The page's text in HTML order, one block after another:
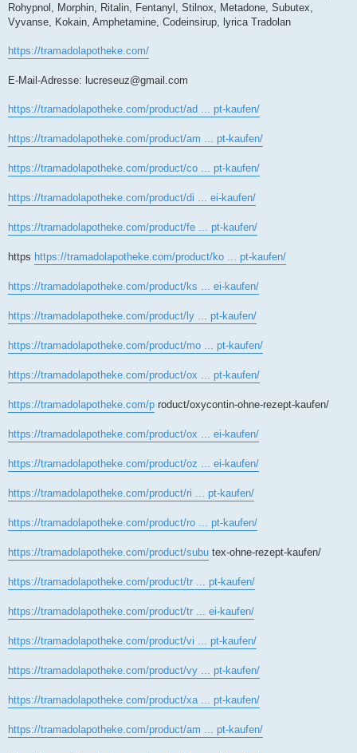
Rohypnol, Morphin, Ritalin, Fentanyl, Stilnox, Metadone, Subutex,
Vyvanse, Kokain, Amphetamine, Codeinsirup, lyrica Tradolan
https://tramadolapotheke.com/
E-Mail-Adresse: lucreseuz@gmail.com
https://tramadolapotheke.com/product/ad ... pt-kaufen/
https://tramadolapotheke.com/product/am ... pt-kaufen/
https://tramadolapotheke.com/product/co ... pt-kaufen/
https://tramadolapotheke.com/product/di ... ei-kaufen/
https://tramadolapotheke.com/product/fe ... pt-kaufen/
https https://tramadolapotheke.com/product/ko ... pt-kaufen/
https://tramadolapotheke.com/product/ks ... ei-kaufen/
https://tramadolapotheke.com/product/ly ... pt-kaufen/
https://tramadolapotheke.com/product/mo ... pt-kaufen/
https://tramadolapotheke.com/product/ox ... pt-kaufen/
https://tramadolapotheke.com/p roduct/oxycontin-ohne-rezept-kaufen/
https://tramadolapotheke.com/product/ox ... ei-kaufen/
https://tramadolapotheke.com/product/oz ... ei-kaufen/
https://tramadolapotheke.com/product/ri ... pt-kaufen/
https://tramadolapotheke.com/product/ro ... pt-kaufen/
https://tramadolapotheke.com/product/subu tex-ohne-rezept-kaufen/
https://tramadolapotheke.com/product/tr ... pt-kaufen/
https://tramadolapotheke.com/product/tr ... ei-kaufen/
https://tramadolapotheke.com/product/vi ... pt-kaufen/
https://tramadolapotheke.com/product/vy ... pt-kaufen/
https://tramadolapotheke.com/product/xa ... pt-kaufen/
https://tramadolapotheke.com/product/am ... pt-kaufen/